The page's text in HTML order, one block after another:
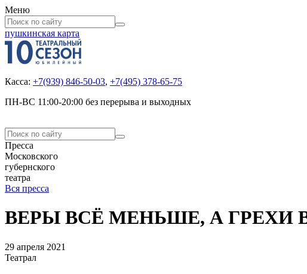
Меню
пушкинская карта
Касса: +7(939) 846-50-03, +7(495) 378-65-75
ПН-ВС 11:00-20:00 без перерыва и выходных
Пресса
Московского
губернского
театра
Вся пресса
ВЕРЫ ВСЁ МЕНЬШЕ, А ГРЕХИ
29 апреля 2021
Театрал